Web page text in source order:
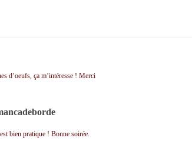
d’oeufs, ça m’intéresse ! Merci
bien pratique ! Bonne soirée.